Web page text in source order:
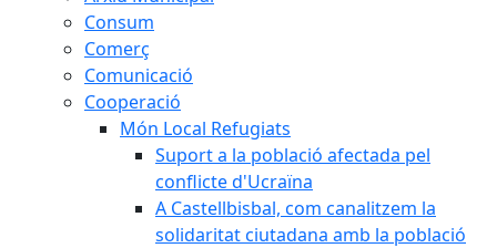
Consum
Comerç
Comunicació
Cooperació
Món Local Refugiats
Suport a la població afectada pel
conflicte d'Ucraïna
A Castellbisbal, com canalitzem la
solidaritat ciutadana amb la població